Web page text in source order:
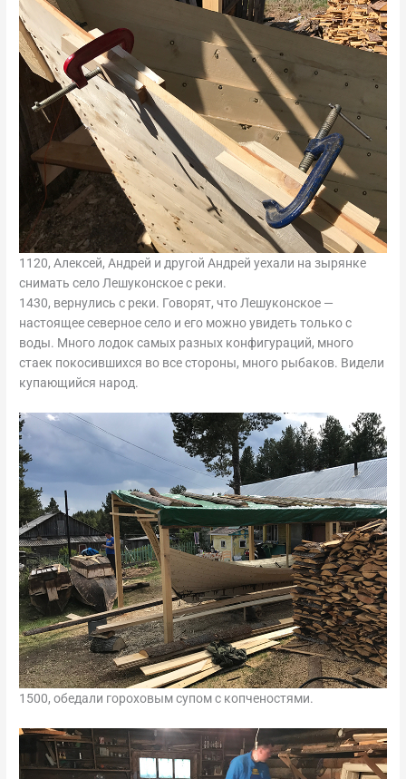
1120, Алексей, Андрей и другой Андрей уехали на зырянке
снимать село Лешуконское с реки.
1430, вернулись с реки. Говорят, что Лешуконское —
настоящее северное село и его можно увидеть только с
воды. Много лодок самых разных конфигураций, много
стаек покосившихся во все стороны, много рыбаков. Видели
купающийся народ.
1500, обедали гороховым супом с копченостями.